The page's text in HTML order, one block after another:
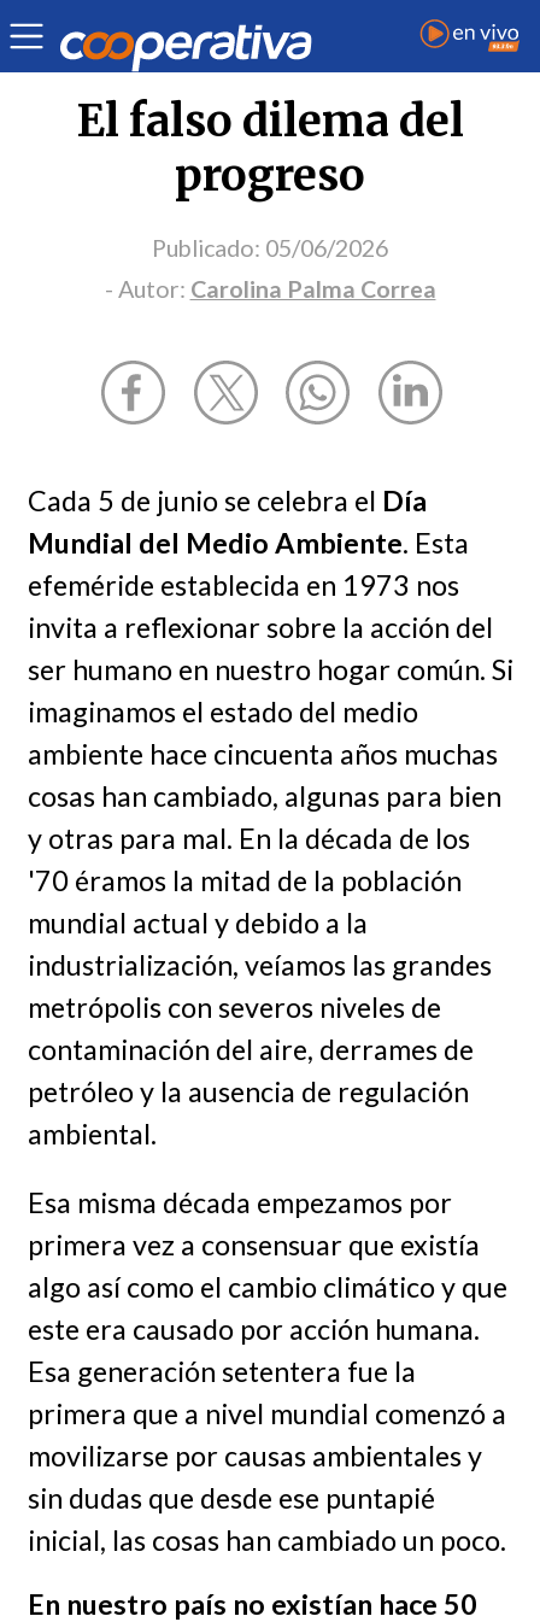
Opinión | Carolina Palma Correa
El falso dilema del
progreso
Publicado: 05/06/2026
- Autor: Carolina Palma Correa
Cada 5 de junio se celebra el Día
Mundial del Medio Ambiente. Esta
efeméride establecida en 1973 nos
invita a reflexionar sobre la acción del
ser humano en nuestro hogar común. Si
imaginamos el estado del medio
ambiente hace cincuenta años muchas
cosas han cambiado, algunas para bien
y otras para mal. En la década de los
'70 éramos la mitad de la población
mundial actual y debido a la
industrialización, veíamos las grandes
metrópolis con severos niveles de
contaminación del aire, derrames de
petróleo y la ausencia de regulación
ambiental.
Esa misma década empezamos por
primera vez a consensuar que existía
algo así como el cambio climático y que
este era causado por acción humana.
Esa generación setentera fue la
primera que a nivel mundial comenzó a
movilizarse por causas ambientales y
sin dudas que desde ese puntapié
inicial, las cosas han cambiado un poco.
En nuestro país no existían hace 50